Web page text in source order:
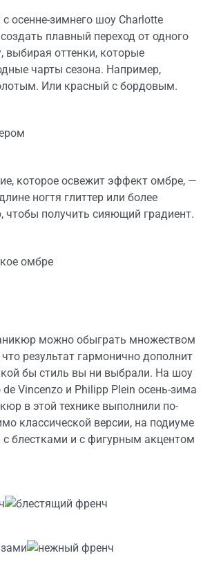
осенне-зимнего шоу Charlotte
плавный переход от одного
выбирая оттенки, которые
чарты сезона. Например,
Или красный с бордовым.
которое освежит эффект омбре, —
ногтя глиттер или более
получить сияющий градиент.
можно обыграть множеством
результат гармонично дополнит
бы стиль вы ни выбрали. На шоу
Vincenzo и Philipp Plein осень-зима
в этой технике выполнили по-
классической версии, на подиуме
с блестками и с фигурным акцентом